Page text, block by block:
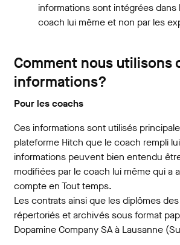
informations sont intégrées dans
coach lui même et non par les
Comment nous utilisons
informations?
Pour les coachs
Ces informations sont utilisés
plateforme Hitch que le coach rempli
informations peuvent bien entendu
modifiées par le coach lui même qui a
compte en Tout temps.
Les contrats ainsi que les diplômes
répertoriés et archivés sous format
Dopamine Company SA à Lausanne